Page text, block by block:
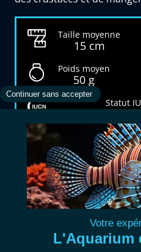
Taille moyenne
15 cm
Poids moyen
50 g
Statut
Préoccupation
Ecosystème
Eaux de mers